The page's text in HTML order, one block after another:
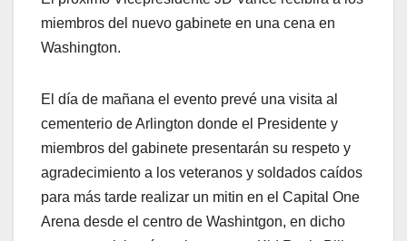
miembros del nuevo gabinete en una cena en
Washington.
El día de mañana el evento prevé una visita al
cementerio de Arlington donde el Presidente y
miembros del gabinete presentarán su respeto y
agradecimiento a los veteranos y soldados caídos
para más tarde realizar un mitin en el Capital One
Arena desde el centro de Washintgon, en dicho